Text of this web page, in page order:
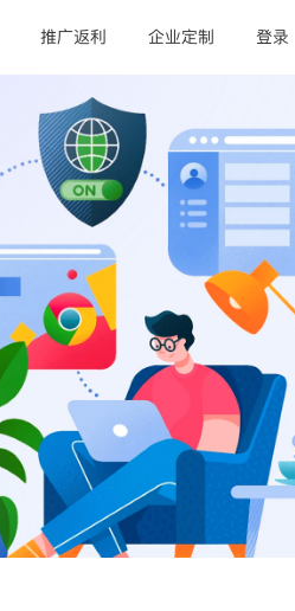
推广返利 企业定制 登录